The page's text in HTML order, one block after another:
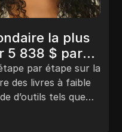
la plus
5 838 $ par
par étape sur la
des livres à faible
d’outils tels que
comment choisir
sur Amazon